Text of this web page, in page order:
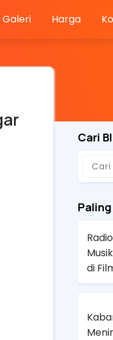
Galeri Harga
Cari
di